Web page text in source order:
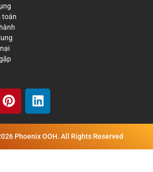
toán
Phoenix OOH. All Rights Reserved